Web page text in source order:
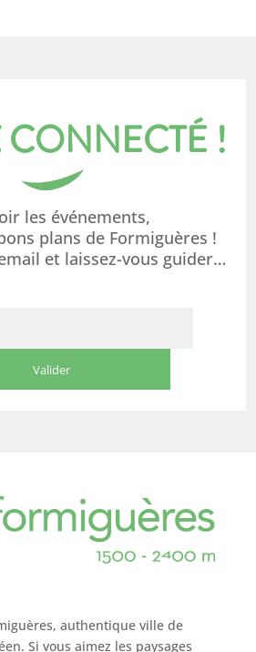
CONNECTÉ !
les événements,
plans de Formiguères !
et laissez-vous guider…
authentique ville de
Si vous aimez les paysages